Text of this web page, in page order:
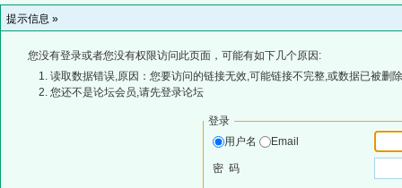
提示信息 »
您没有登录或者您没有权限访问此页面，可能有如下几个原因:
读取数据错误,原因：您要访问的链接无效,可能链接不完整,或数据已被删
您还不是论坛会员,请先登录论坛
登录
用户名
Email
密 码